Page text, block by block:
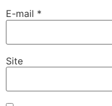
E-mail *
Site